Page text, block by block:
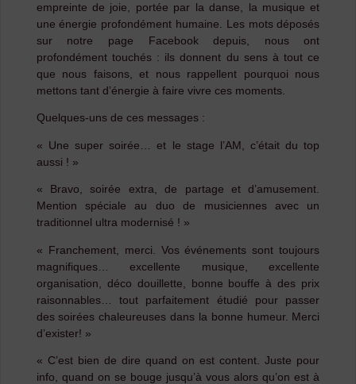
empreinte de joie, portée par la danse, la musique et
une énergie profondément humaine. Les mots déposés
sur notre page Facebook depuis, nous ont
profondément touchés : ils donnent du sens à tout ce
que nous faisons, et nous rappellent pourquoi nous
mettons tant d’énergie à faire vivre ces moments.
Quelques-uns de ces messages :
« Une super soirée… et le stage l’AM, c’était du top
aussi ! »
« Bravo, soirée extra, de partage et d’amusement.
Mention spéciale au duo de musiciennes avec un
traditionnel ultra modernisé ! »
« Franchement, merci. Vos événements sont toujours
magnifiques… excellente musique, excellente
organisation, déco douillette, bonne bouffe à des prix
raisonnables… tout parfaitement étudié pour passer
des soirées chaleureuses dans la bonne humeur. Merci
d’exister! »
« C’est bien de dire quand on est content. Juste pour
info, quand on se bouge jusqu’à vous alors qu’on est à